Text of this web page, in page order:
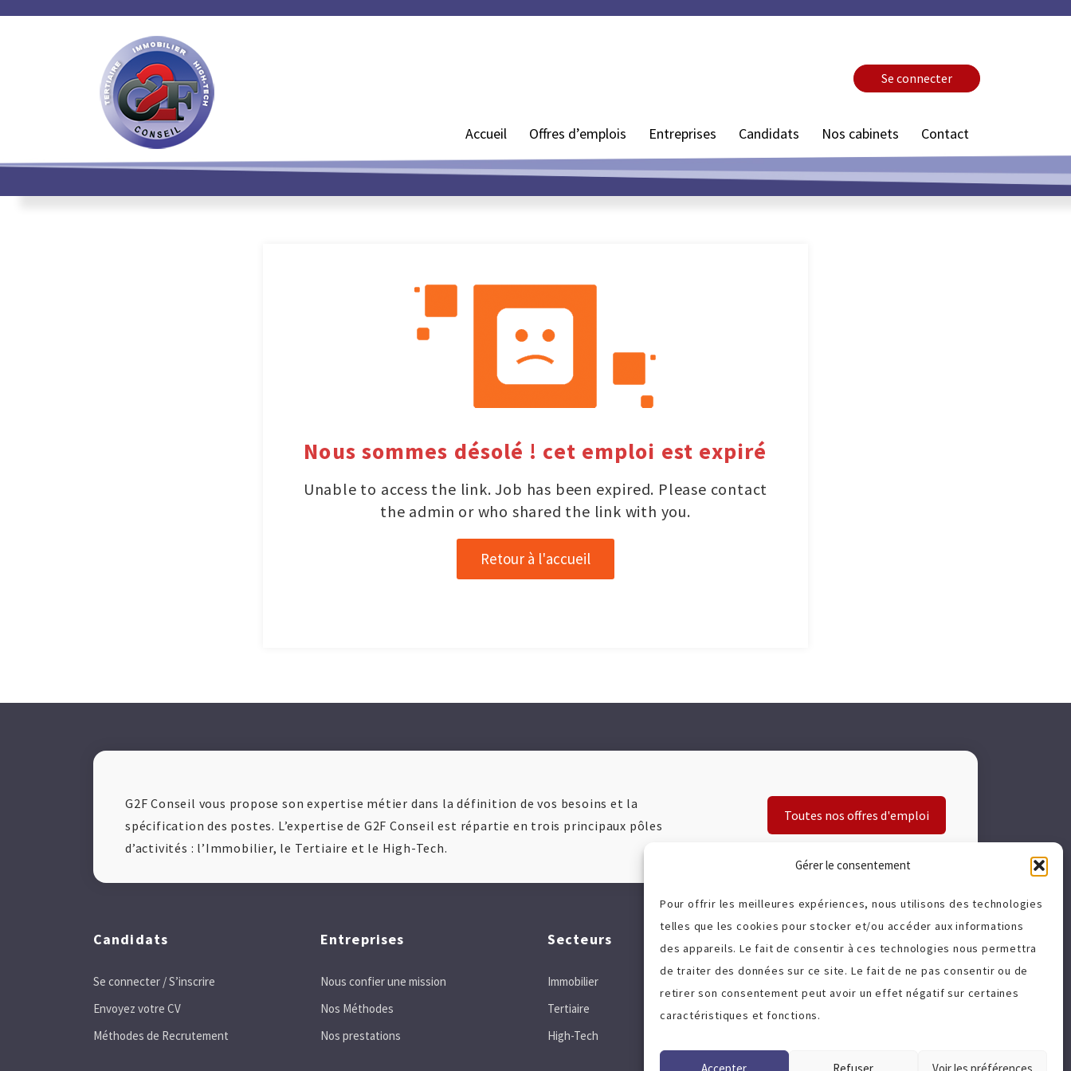
Gérer le consentement
Pour offrir les meilleures expériences, nous utilisons des technologies
telles que les cookies pour stocker et/ou accéder aux informations
des appareils. Le fait de consentir à ces technologies nous permettra
de traiter des données sur ce site. Le fait de ne pas consentir ou de
retirer son consentement peut avoir un effet négatif sur certaines
caractéristiques et fonctions.
Accepter Refuser Voir les préférences
Se connecter
Accueil Offres d’emplois Entreprises Candidats Nos cabinets Contact
Nous sommes désolé ! cet emploi est expiré
Unable to access the link. Job has been expired. Please contact
the admin or who shared the link with you.
Retour à l'accueil
G2F Conseil vous propose son expertise métier dans la définition de vos besoins et la
spécification des postes. L’expertise de G2F Conseil est répartie en trois principaux pôles
d’activités : l’Immobilier, le Tertiaire et le High-Tech.
Toutes nos offres d'emploi
Candidats
Se connecter / S’inscrire
Envoyez votre CV
Méthodes de Recrutement
Entreprises
Nous confier une mission
Nos Méthodes
Nos prestations
Secteurs
Immobilier
Tertiaire
High-Tech
Charte qualité